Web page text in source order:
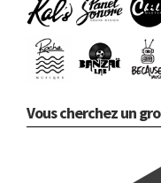
Vous cherchez un